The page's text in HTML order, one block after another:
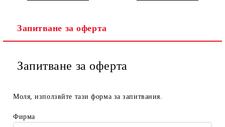
Запитване за оферта
Запитване за оферта
Моля, използвйте тази форма за запитвания.
Фирма